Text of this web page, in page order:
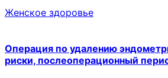
Женское здоровье
Операция по удалению
риски, послеоперационный